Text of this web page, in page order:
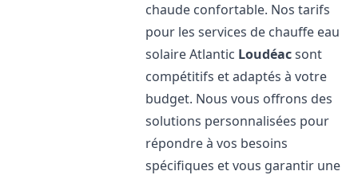
chaude confortable. Nos tarifs
pour les services de chauffe eau
solaire Atlantic Loudéacsont
compétitifs et adaptés à votre
budget. Nous vous offrons des
solutions personnalisées pour
répondre à vos besoins
spécifiques et vous garantir une